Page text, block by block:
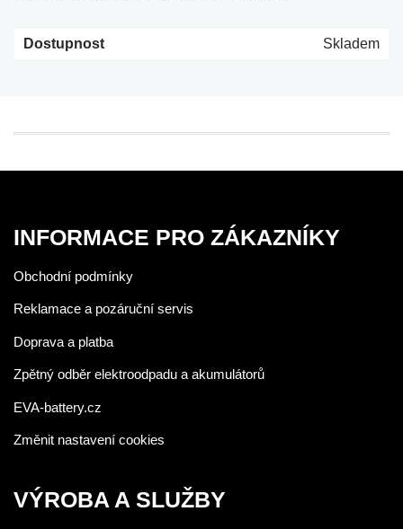
Dostupnost Skladem
INFORMACE PRO ZÁKAZNÍKY
Obchodní podmínky
Reklamace a pozáruční servis
Doprava a platba
Zpětný odběr elektroodpadu a akumulátorů
EVA-battery.cz
Změnit nastavení cookies
VÝROBA A SLUŽBY